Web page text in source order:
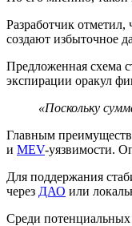
Разработчик
создают избыточное
Предложенная схема
экспирации оракул
«Поскольку
Главным
и MEV-уязвимости.
Для поддержания
через ДАО или
Среди потенциальных